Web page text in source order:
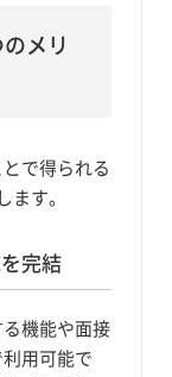
メリ
で得られる
ます。
完結
機能や面接
用可能で